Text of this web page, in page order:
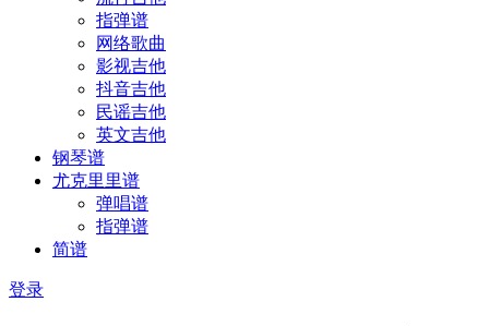
指弹谱
网络歌曲
影视吉他
抖音吉他
民谣吉他
英文吉他
钢琴谱
尤克里里谱
弹唱谱
指弹谱
简谱
登录